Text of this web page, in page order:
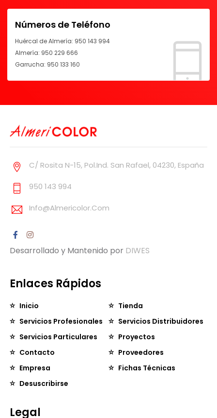
Números de Teléfono
Huércal de Almería: 950 143 994
Almería: 950 229 666
Garrucha: 950 133 160
C/ Rosita N-15, Pol.Ind. San Rafael, 04230, España
950 143 994
Info@almericolor.com
Desarrollado y Mantenido por DIWES
Enlaces Rápidos
Inicio
Tienda
Servicios Profesionales
Servicios Distribuidores
Servicios Particulares
Proyectos
Contacto
Proveedores
Empresa
Fichas Técnicas
Desuscribirse
Legal